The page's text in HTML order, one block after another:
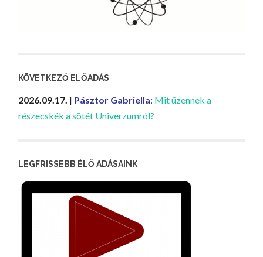
KÖVETKEZŐ ELŐADÁS
2026.09.17. | Pásztor Gabriella: Mit üzennek a
részecskék a sötét Univerzumról?
LEGFRISSEBB ÉLŐ ADÁSAINK